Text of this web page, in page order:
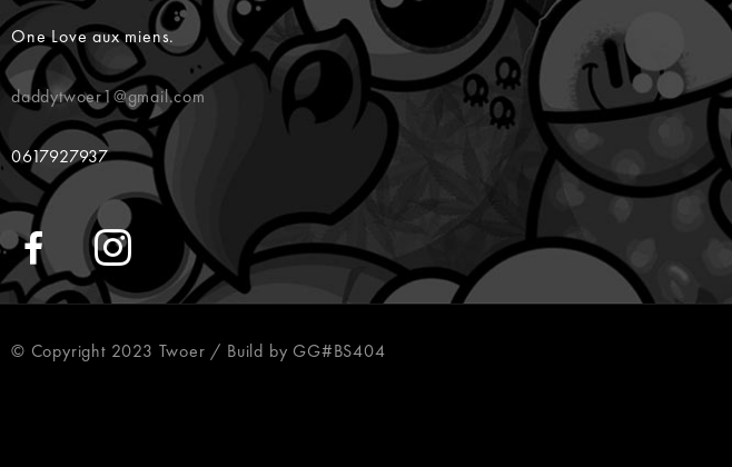
One Love aux miens.
daddytwoer1@gmail.com
0617927937
© Copyright 2023 Twoer / Build by GG#BS404